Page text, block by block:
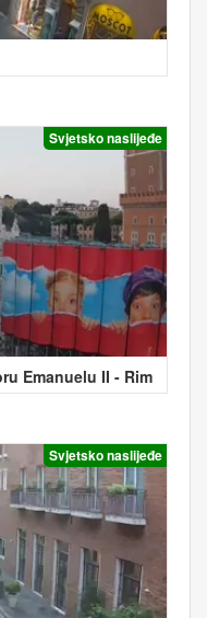
Svjetsko naslijeđe
Emanuelu II - Rim
Svjetsko naslijeđe